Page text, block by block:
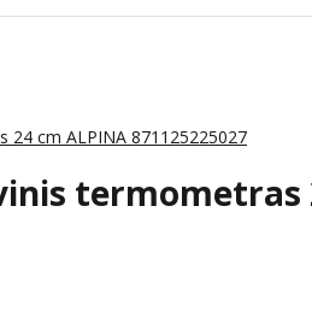
24 cm ALPINA 871125225027
termometras